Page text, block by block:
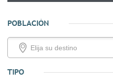
POBLACIÓN
TIPO